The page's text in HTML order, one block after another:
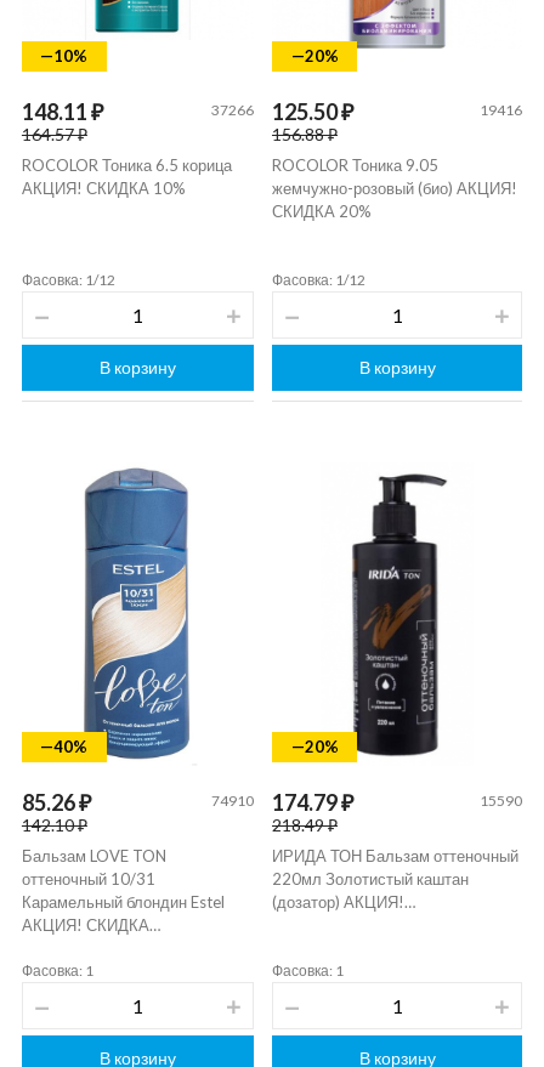
—10%
148.11 ₽
164.57 ₽
37266
ROCOLOR Тоника 6.5 корица
АКЦИЯ! СКИДКА 10%
Фасовка: 1/12
В корзину
—20%
125.50 ₽
156.88 ₽
19416
ROCOLOR Тоника 9.05
жемчужно-розовый (био) АКЦИЯ!
СКИДКА 20%
Фасовка: 1/12
В корзину
—40%
85.26 ₽
142.10 ₽
74910
Бальзам LOVE TON
оттеночный 10/31
Карамельный блондин Estel
АКЦИЯ! СКИДКА…
Фасовка: 1
В корзину
—20%
174.79 ₽
218.49 ₽
15590
ИРИДА ТОН Бальзам оттеночный
220мл Золотистый каштан
(дозатор) АКЦИЯ!…
Фасовка: 1
В корзину